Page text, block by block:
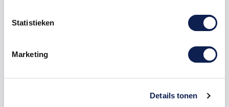
Statistieken
Marketing
Details tonen